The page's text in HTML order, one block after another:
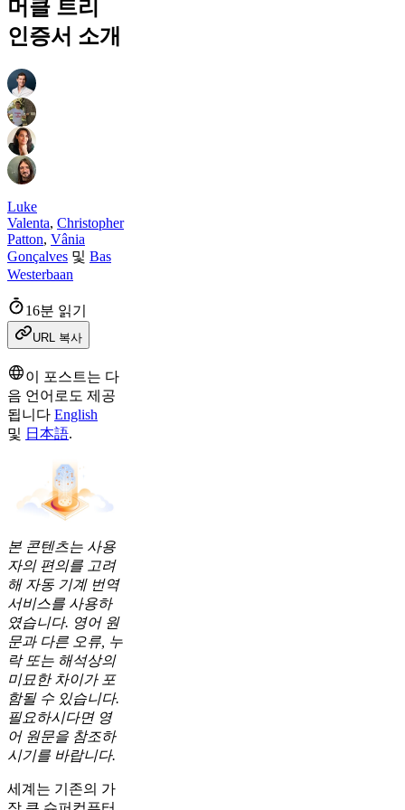
머클 트리
인증서 소개
Luke
Valenta, Christopher
Patton, Vânia
Gonçalves 및 Bas
Westerbaan
16분 읽기
URL 복사
이 포스트는 다
음 언어로도 제공
됩니다 English
및 日本語.
본 콘텐츠는 사용
자의 편의를 고려
해 자동 기계 번역
서비스를 사용하
였습니다. 영어 원
문과 다른 오류, 누
락 또는 해석상의
미묘한 차이가 포
함될 수 있습니다.
필요하시다면 영
어 원문을 참조하
시기를 바랍니다.
세계는 기존의 가